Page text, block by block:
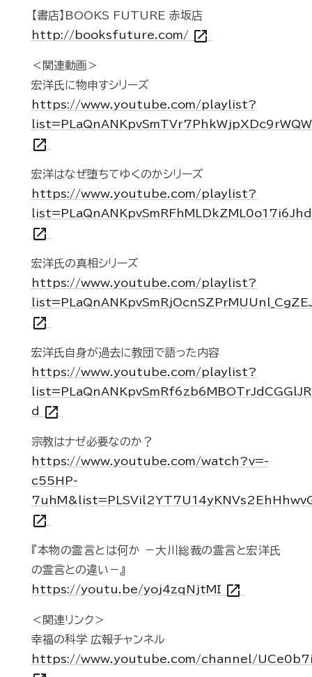
【書店】BOOKS FUTURE 赤坂店
http://booksfuture.com/ open_in_new
＜関連動画＞
宏洋氏に物申すシリーズ
https://www.youtube.com/playlist?
open_in_new
宏洋はなぜ堕ちてゆくのかシリーズ
https://www.youtube.com/playlist?
open_in_new
宏洋氏の真相シリーズ
https://www.youtube.com/playlist?
open_in_new
宏洋氏自身が過去に教団で語った内容
https://www.youtube.com/playlist?
d open_in_new
宗教はナゼ必要なのか？
https://www.youtube.com/watch?v=-
c55HP-
open_in_new
『本物の霊言とは何か －大川総裁の霊言と宏洋氏
の霊言との違い－』
https://youtu.be/yoj4zqNjtMI open_in_new
＜関連リンク＞
幸福の科学 広報チャンネル
https://www.youtube.com/channel/